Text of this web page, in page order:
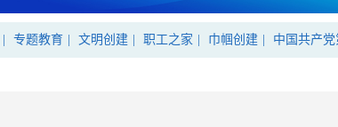
专题教育 文明创建 职工之家 巾帼创建 中国共产